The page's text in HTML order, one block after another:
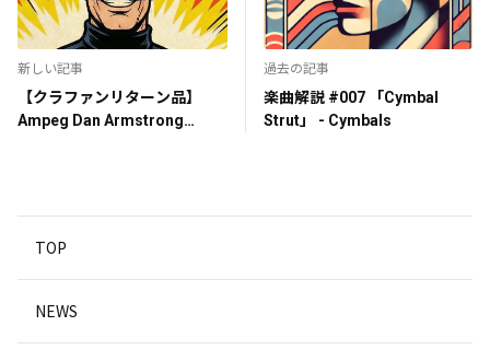
新しい記事
【クラファンリターン品】
Ampeg Dan Armstrong
過去の記事
楽曲解説 #007 「Cymbal
Strut」 - Cymbals
TOP
NEWS